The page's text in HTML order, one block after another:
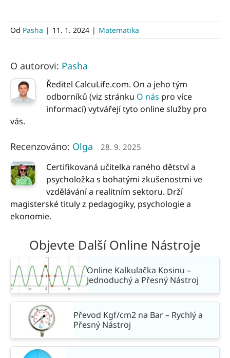
Od Pasha | 11. 1. 2024 | Matematika
O autorovi: Pasha
Ředitel CalcuLife.com. On a jeho tým
odborníků (viz stránku O nás pro více
informací) vytvářejí tyto online služby pro
vás.
Recenzováno: Olga 28. 9. 2025
Certifikovaná učitelka raného dětství a
psycholožka s bohatými zkušenostmi ve
vzdělávání a realitním sektoru. Drží
magisterské tituly z pedagogiky, psychologie a
ekonomie.
Objevte Další Online Nástroje
Online Kalkulačka Kosinu –
Jednoduchý a Přesný Nástroj
Převod Kgf/cm2 na Bar – Rychlý a
Přesný Nástroj